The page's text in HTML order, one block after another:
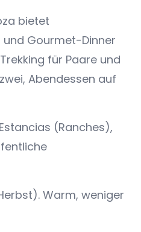
bietet
Gourmet-Dinner
für Paare und
Abendessen auf
(Ranches),
Warm, weniger